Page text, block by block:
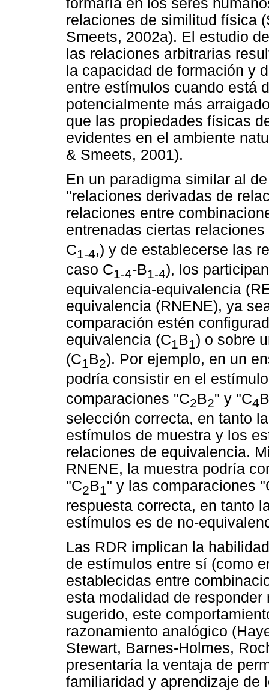
relaciones de similitud física
Smeets, 2002a). El estudio
las relaciones arbitrarias
la capacidad de formación y
entre estímulos cuando está
potencialmente más
que las propiedades físicas
evidentes en el ambiente
& Smeets, 2001).
En un paradigma similar al
''relaciones derivadas de
relaciones entre
entrenadas ciertas
C1-4,) y de establecerse las
caso C1-4-B1-4), los
equivalencia-equivalencia
equivalencia (RNENE), ya
comparación estén
equivalencia (C1 B1) o sobre
(C1B2). Por ejemplo, en un
podría consistir en el
comparaciones "C2B2" y "C4B
selección correcta, en tanto
estímulos de muestra y los
relaciones de equivalencia.
RNENE, la muestra podría
"C2B1" y las comparaciones
respuesta correcta, en tanto
estímulos es de no-
Las RDR implican la
de estímulos entre sí (como
establecidas entre
esta modalidad de
sugerido, este
razonamiento analógico
Stewart, Barnes-Holmes,
presentaría la ventaja de
familiaridad y aprendizaje